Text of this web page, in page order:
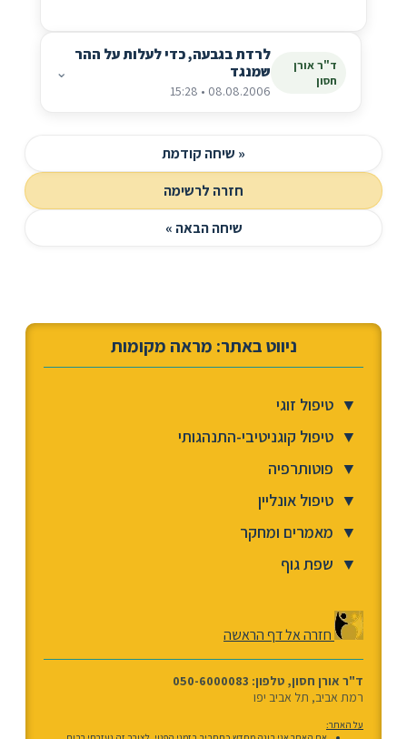
ד"ר אורן
חסון
לרדת בגבעה, כדי לעלות על ההר
שמנגד
08.08.2006 • 15:28
⌄
« שיחה קודמת
חזרה לרשימה
שיחה הבאה »
ניווט באתר: מראה מקומות
▼ טיפול זוגי
▼ טיפול קוגניטיבי-התנהגותי
▼ פוטותרפיה
▼ טיפול אונליין
▼ מאמרים ומחקר
▼ שפת גוף
חזרה אל דף הראשה
ד"ר אורן חסון, טלפון: 050-6000083
רמת אביב, תל אביב יפו
על האתר: